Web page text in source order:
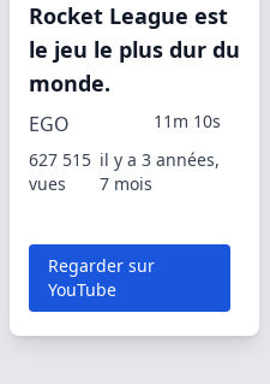
Rocket League est
le jeu le plus dur du
monde.
EGO
11m 10s
627 515
vues
il y a 3 années,
7 mois
Regarder sur
YouTube